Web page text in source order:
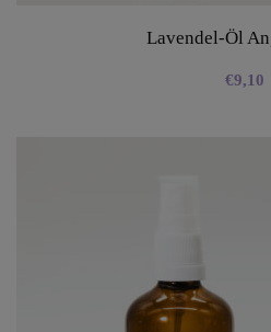
Lavendel-Öl
€9,10